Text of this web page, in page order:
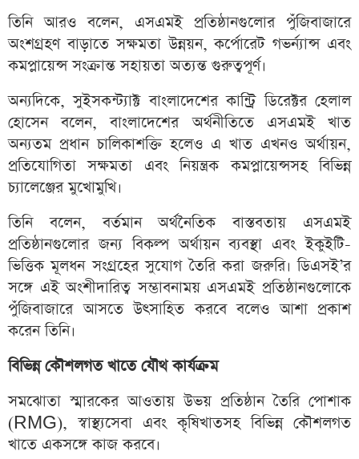
তিনি আরও বলেন, এসএমই প্রতিষ্ঠানগুলোর পুঁজিবাজারে
অংশগ্রহণ বাড়াতে সক্ষমতা উন্নয়ন, কর্পোরেট গভর্ন্যান্স এবং
কমপ্লায়েন্স সংক্রান্ত সহায়তা অত্যন্ত গুরুত্বপূর্ণ।
অন্যদিকে, সুইসকন্ট্যাক্ট বাংলাদেশের কান্ট্রি ডিরেক্টর হেলাল
হোসেন বলেন, বাংলাদেশের অর্থনীতিতে এসএমই খাত
অন্যতম প্রধান চালিকাশক্তি হলেও এ খাত এখনও অর্থায়ন,
প্রতিযোগিতা সক্ষমতা এবং নিয়ন্ত্রক কমপ্লায়েন্সসহ বিভিন্ন
চ্যালেঞ্জের মুখোমুখি।
তিনি বলেন, বর্তমান অর্থনৈতিক বাস্তবতায় এসএমই
প্রতিষ্ঠানগুলোর জন্য বিকল্প অর্থায়ন ব্যবস্থা এবং ইকুইটি-
ভিত্তিক মূলধন সংগ্রহের সুযোগ তৈরি করা জরুরি। ডিএসই’র
সঙ্গে এই অংশীদারিত্ব সম্ভাবনাময় এসএমই প্রতিষ্ঠানগুলোকে
পুঁজিবাজারে আসতে উৎসাহিত করবে বলেও আশা প্রকাশ
করেন তিনি।
বিভিন্ন কৌশলগত খাতে যৌথ কার্যক্রম
সমঝোতা স্মারকের আওতায় উভয় প্রতিষ্ঠান তৈরি পোশাক
(RMG), স্বাস্থ্যসেবা এবং কৃষিখাতসহ বিভিন্ন কৌশলগত
খাতে একসঙ্গে কাজ করবে।